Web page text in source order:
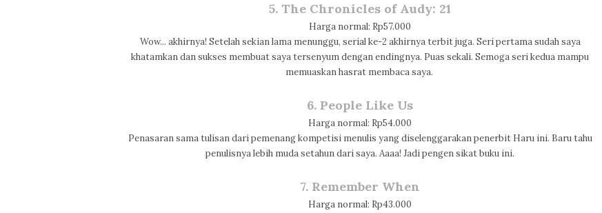
5. The Chronicles of Audy: 21
Harga normal: Rp57.000
Wow... akhirnya! Setelah sekian lama menunggu, serial ke-2 akhirnya terbit juga. Seri pertama sudah saya
khatamkan dan sukses membuat saya tersenyum dengan endingnya. Puas sekali. Semoga seri kedua mampu
memuaskan hasrat membaca saya.
6. People Like Us
Harga normal: Rp54.000
Penasaran sama tulisan dari pemenang kompetisi menulis yang diselenggarakan penerbit Haru ini. Baru tahu
penulisnya lebih muda setahun dari saya. Aaaa! Jadi pengen sikat buku ini.
7. Remember When
Harga normal: Rp43.000